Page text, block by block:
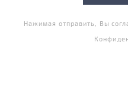
Нажимая отправить, Вы